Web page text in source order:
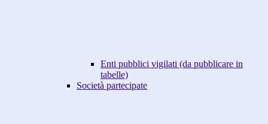
Enti pubblici vigilati (da pubblicare in
tabelle)
Società partecipate